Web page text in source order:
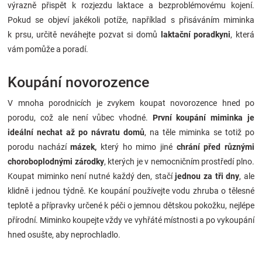
výrazně přispět k rozjezdu laktace a bezproblémovému kojení.
Pokud se objeví jakékoli potíže, například s přisáváním miminka
k prsu, určitě neváhejte pozvat si domů
laktační poradkyni, která
vám pomůže a poradí.
Koupání novorozence
V mnoha porodnicích je zvykem koupat novorozence hned po
porodu, což ale není vůbec vhodné. První koupání miminka je
ideální nechat až po návratu domů, na těle miminka se totiž po
porodu nacházímázek, který ho mimo jiné chrání před různými
choroboplodnými zárodky, kterých je v nemocničním prostředí plno.
Koupat miminko není nutné každý den, stačíjednou za tři dny, ale
klidně i jednou týdně. Ke koupání používejte vodu zhruba o tělesné
teplotě a přípravky určené k péči o jemnou dětskou pokožku, nejlépe
přírodní. Miminko koupejte vždy ve vyhřáté místnosti a po vykoupání
hned osušte, aby neprochladlo.